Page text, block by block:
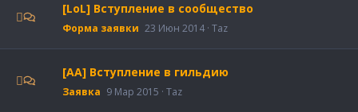
[LoL] Вступление в сообщество
Форма заявки 23 Июн 2014 Taz
[AA] Вступление в гильдию
Заявка 9 Мар 2015 Taz